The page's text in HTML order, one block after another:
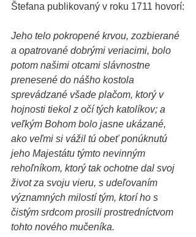
Štefana publikovaný v roku 1711 hovorí:
Jeho telo pokropené krvou, zozbierané
a opatrované dobrými veriacimi, bolo
potom našimi otcami slávnostne
prenesené do nášho kostola
sprevádzané všade plačom, ktorý v
hojnosti tiekol z očí tých katolíkov; a
veľkým Bohom bolo jasne ukázané,
ako veľmi si vážil tú obeť ponúknutú
jeho Majestátu týmto nevinným
rehoľníkom, ktorý tak ochotne dal svoj
život za svoju vieru, s udeľovaním
významných milostí tým, ktorí ho s
čistým srdcom prosili prostredníctvom
tohto nového mučeníka.